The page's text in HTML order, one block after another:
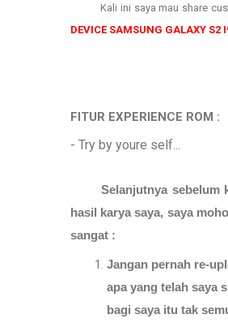
Kali ini saya mau share
DEVICE SAMSUNG GALAXY S2
FITUR EXPERIENCE ROM :
- Try by youre self...
Selanjutnya sebelum
hasil karya saya, saya
sangat :
Jangan pernah re-
apa yang telah saya
bagi saya itu tak